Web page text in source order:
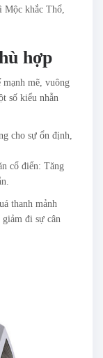
Mộc khắc Thổ,
hợp
mạnh mẽ, vuông
số kiểu nhẫn
cho sự ổn định,
cổ điển: Tăng
thanh mảnh
đi sự cân